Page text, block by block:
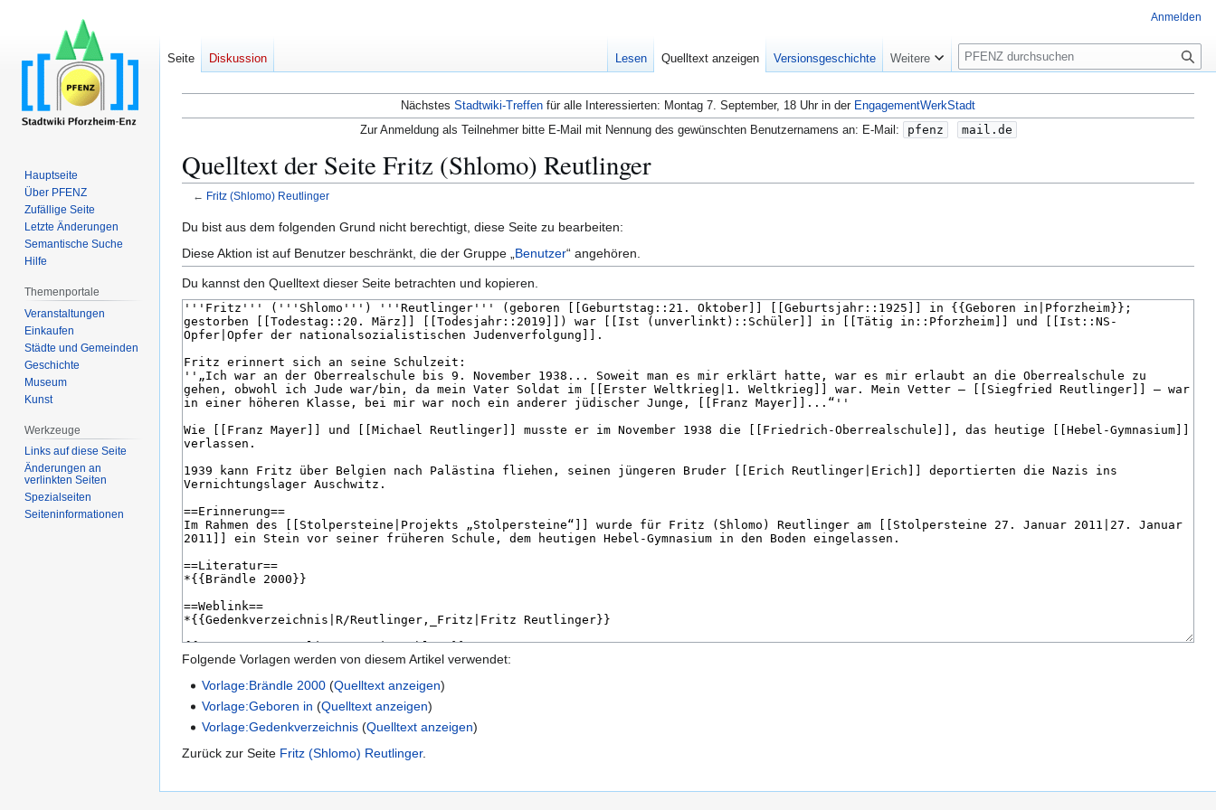
Nächstes Stadtwiki-Treffen für alle Interessierten: Montag 7. September, 18 Uhr in der EngagementWerkStadt
Zur Anmeldung als Teilnehmer bitte E-Mail mit Nennung des gewünschten Benutzernamens an: E-Mail:
pfenz mail.de
Quelltext der Seite Fritz (Shlomo) Reutlinger
← Fritz (Shlomo) Reutlinger
Zur
Navigation
springen
Zur
Suche
springen
Du bist aus dem folgenden Grund nicht berechtigt, diese Seite zu bearbeiten:
Diese Aktion ist auf Benutzer beschränkt, die der Gruppe „Benutzer“ angehören.
Du kannst den Quelltext dieser Seite betrachten und kopieren.
Folgende Vorlagen werden von diesem Artikel verwendet:
Vorlage:Brändle 2000 (Quelltext anzeigen)
Vorlage:Geboren in (Quelltext anzeigen)
Vorlage:Gedenkverzeichnis (Quelltext anzeigen)
Zurück zur Seite Fritz (Shlomo) Reutlinger.
Anmelden
Seite Diskussion Lesen Quelltext anzeigen Versionsgeschichte Weitere
S
u
c
h
e
Hauptseite
Über PFENZ
Zufällige Seite
Letzte Änderungen
Semantische Suche
Hilfe
Themenportale
Veranstaltungen
Einkaufen
Städte und Gemeinden
Geschichte
Museum
Kunst
Werkzeuge
Links auf diese Seite
Änderungen an
verlinkten Seiten
Spezialseiten
Seiten­­informationen